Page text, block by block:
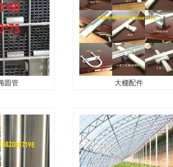
圆管
长度：4
规格：
大棚配件
津晨金龙钢管有限公司是一家
集生产、销售、科技开发为一
体的大型企业，专注于现代化
农业装备设施，大棚管，连栋